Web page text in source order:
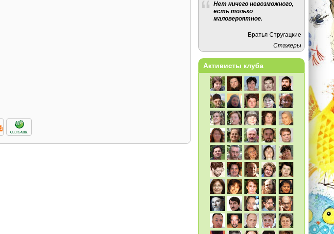
Нет ничего невозможного,
есть только
маловероятное.
Братья Стругацкие
Стажеры
Активисты клуба